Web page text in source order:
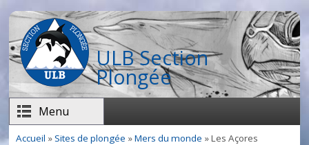
Aller au contenu principal
ULB Section
Plongée
Menu
Accueil »Sites de plongée »Mers du monde » Les Açores